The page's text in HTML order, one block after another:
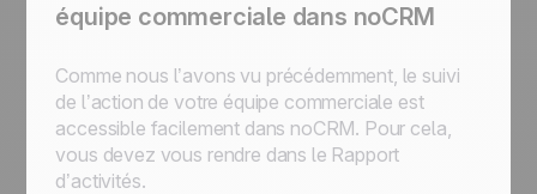
équipe commerciale dans noCRM
Comme nous l’avons vu précédemment, le suivi
de l’action de votre équipe commerciale est
accessible facilement dans noCRM. Pour cela,
vous devez vous rendre dans le Rapport
d’activités.